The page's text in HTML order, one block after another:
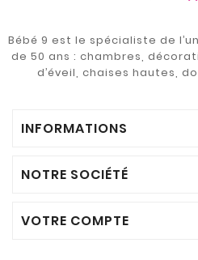
Bébé 9 est le spécialiste de
de 50 ans : chambres,
d’éveil, chaises hautes,
INFORMATIONS
NOTRE SOCIÉTÉ
VOTRE COMPTE